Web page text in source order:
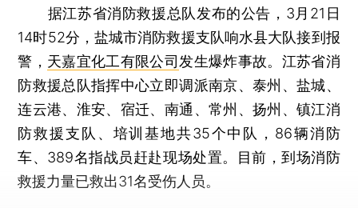
据江苏省消防救援总队发布的公告，3月21日
14时52分，盐城市消防救援支队响水县大队接到报
警， 天嘉宜化工有限公司发生爆炸事故。江苏省消
防救援总队指挥中心立即调派南京、泰州、盐城、
连云港、淮安、宿迁、南通、常州、扬州、镇江消
防救援支队、培训基地共35个中队，86辆消防
车、389名指战员赶赴现场处置。目前，到场消防
救援力量已救出31名受伤人员。